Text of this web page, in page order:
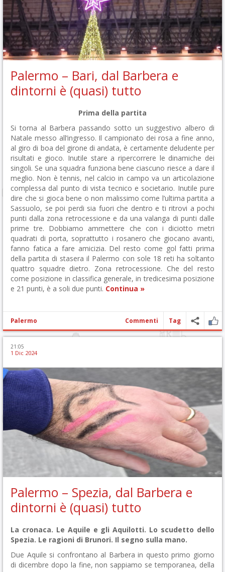
Palermo – Bari, dal Barbera e
dintorni è (quasi) tutto
Prima della partita
Si torna al Barbera passando sotto un suggestivo albero di
Natale messo all’ingresso. Il campionato dei rosa a fine anno,
al giro di boa del girone di andata, è certamente deludente per
risultati e gioco. Inutile stare a ripercorrere le dinamiche dei
singoli. Se una squadra funziona bene ciascuno riesce a dare il
meglio. Non è tennis, nel calcio in campo va un articolazione
complessa dal punto di vista tecnico e societario. Inutile pure
dire che si gioca bene o non malissimo come l’ultima partita a
Sassuolo, se poi perdi sia fuori che dentro e ti ritrovi a pochi
punti dalla zona retrocessione e da una valanga di punti dalle
prime tre. Dobbiamo ammettere che con i diciotto metri
quadrati di porta, soprattutto i rosanero che giocano avanti,
fanno fatica a fare amicizia. Del resto come gol fatti prima
della partita di stasera il Palermo con sole 18 reti ha soltanto
quattro squadre dietro. Zona retrocessione. Che del resto
come posizione in classifica generale, in tredicesima posizione
e 21 punti, è a soli due punti. Continua »
Palermo Commenti Tag
21:05
1 Dic 2024
Palermo – Spezia, dal Barbera e
dintorni è (quasi) tutto
La cronaca. Le Aquile e gli Aquilotti. Lo scudetto dello
Spezia. Le ragioni di Brunori. Il segno sulla mano.
Due Aquile si confrontano al Barbera in questo primo giorno
di dicembre dopo la fine, non sappiamo se temporanea, della